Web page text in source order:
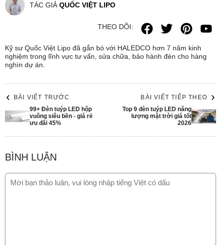
TÁC GIẢ QUỐC VIỆT LIPO
THEO DÕI:
Kỹ sư Quốc Việt Lipo đã gắn bó với HALEDCO hơn 7 năm kinh
nghiệm trong lĩnh vực tư vấn, sửa chữa, bảo hành đèn cho hàng
nghìn dự án.
BÀI VIẾT TRƯỚC
99+ Đèn tuýp LED hộp
vuông siêu bền - giá rẻ
ưu đãi 45%
BÀI VIẾT TIẾP THEO
Top 9 đèn tuýp LED năng
lượng mặt trời giá tốt
2026
BÌNH LUẬN